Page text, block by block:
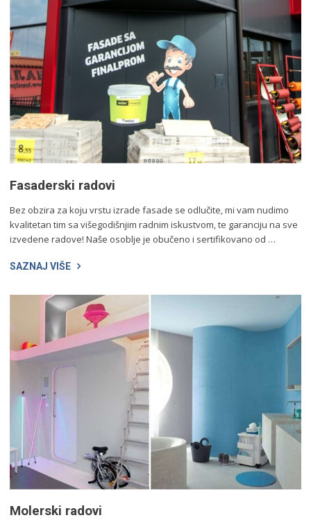
Fasaderski radovi
Bez obzira za koju vrstu izrade fasade se odlučite, mi vam nudimo
kvalitetan tim sa višegodišnjim radnim iskustvom, te garanciju na sve
izvedene radove! Naše osoblje je obučeno i sertifikovano od …
SAZNAJ VIŠE
Molerski radovi